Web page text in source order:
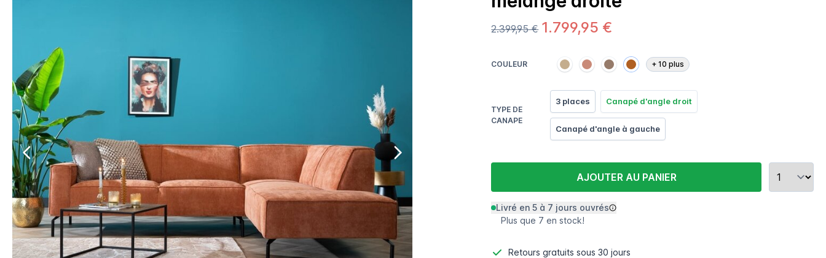
2.399,95 € 1.799,95 €
COULEUR +10 plus
TYPE DE
CANAPE
3 places Canapé d'angle droit
Canapé d'angle à gauche
AJOUTER AU PANIER
Livré en 5 à 7 jours ouvrés
Plus que 7 en stock!
Retours gratuits sous 30 jours